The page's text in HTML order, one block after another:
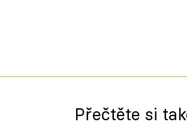
Přečtěte si